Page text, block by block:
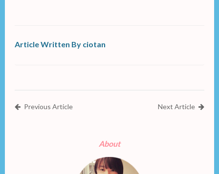
Article Written By ciotan
Previous Article Next Article
About